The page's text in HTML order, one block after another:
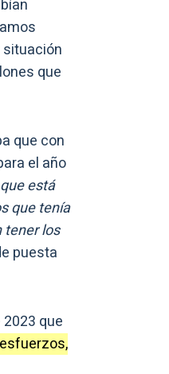
situación
que
que con
el año
está
que tenía
tener los
puesta
que